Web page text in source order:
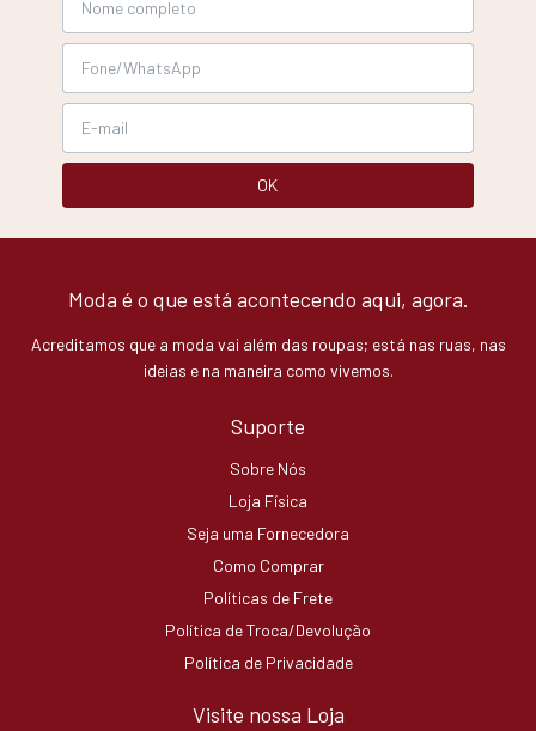
Moda é o que está acontecendo aqui, agora.
Acreditamos que a moda vai além das roupas; está nas ruas, nas
ideias e na maneira como vivemos.
Suporte
Sobre Nós
Loja Física
Seja uma Fornecedora
Como Comprar
Políticas de Frete
Política de Troca/Devolução
Política de Privacidade
Visite nossa Loja